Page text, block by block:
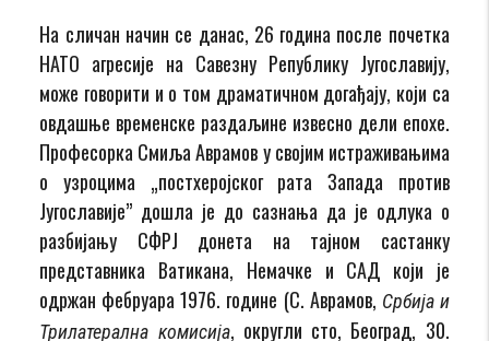
На сличан начин се данас, 26 година после почетка
НАТО агресије на Савезну Републику Југославију,
може говорити и о том драматичном догађају, који са
овдашње временске раздаљине извесно дели епохе.
Професорка Смиља Аврамов у својим истраживањима
о узроцима „постхеројског рата Запада против
Југославије” дошла је до сазнања да је одлука о
разбијању СФРЈ донета на тајном састанку
представника Ватикана, Немачке и САД који је
одржан фебруара 1976. године (С. Аврамов, Србија и
Трилатерална комисија, округли сто, Београд, 30.